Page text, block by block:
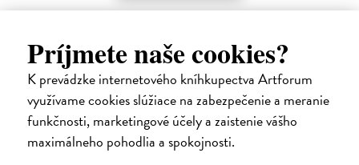
Príjmete naše cookies?
K prevádzke internetového kníhkupectva Artforum
využívame cookies slúžiace na zabezpečenie a meranie
funkčnosti, marketingové účely a zaistenie vášho
maximálneho pohodlia a spokojnosti.
Pomalost
Pomalost, chronologicky první ze čtyř románů Milana Kundery
napsaných francouzsky, vychází v českém překladu Anny
Kareninové. Vydávání Kunderových románů v českém jazyce se
uzavírá.
Na sklade ?
14,73 €